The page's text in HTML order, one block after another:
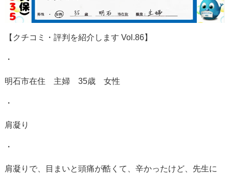
【クチコミ・評判を紹介します Vol.86】
・
明石市在住 主婦 35歳 女性
・
肩凝り
・
肩凝りで、目まいと頭痛が酷くて、辛かったけど、先生に